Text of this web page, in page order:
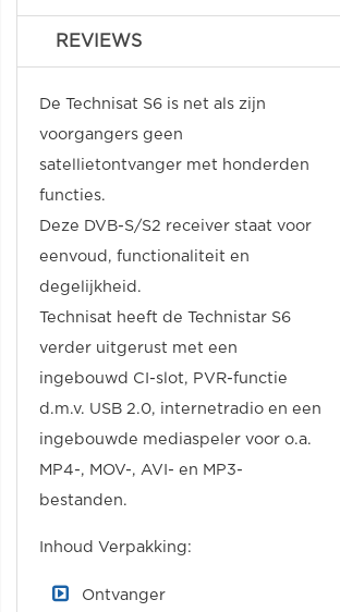
REVIEWS
De Technisat S6 is net als zijn
voorgangers geen
satellietontvanger met honderden
functies.
Deze DVB-S/S2 receiver staat voor
eenvoud, functionaliteit en
degelijkheid.
Technisat heeft de Technistar S6
verder uitgerust met een
ingebouwd CI-slot, PVR-functie
d.m.v. USB 2.0, internetradio en een
ingebouwde mediaspeler voor o.a.
MP4-, MOV-, AVI- en MP3-
bestanden.
Inhoud Verpakking:
Ontvanger